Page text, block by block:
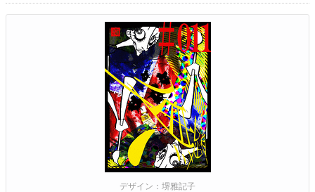
g
デザイン：堺雅記子